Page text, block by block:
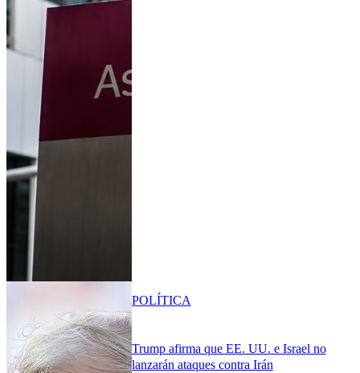
Trump afirma que EE. UU. e Israel no
lanzarán ataques contra Irán
POLÍTICA